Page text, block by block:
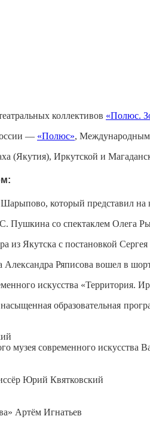
коллективов «Полюс.
— «Полюс», Международным
(Якутия), Иркутской и
который представил
Пушкина со спектаклем Олега
из Якутска с постановкой
Александра Ряписова вошел в
искусства «Территория.
образовательная
музея современного искусства
Юрий Квятковский
Артём Игнатьев